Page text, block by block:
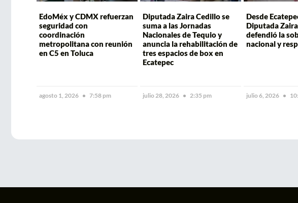
EdoMéx y CDMX refuerzan
seguridad con
coordinación
metropolitana con reunión
en C5 en Toluca
agosto 1, 2026 7:58 pm
Diputada Zaira Cedillo se
suma a las Jornadas
Nacionales de Tequio y
anuncia la rehabilitación de
tres espacios de box en
Ecatepec
julio 28, 2026 2:35 pm
Desde
Diputada
defendió la
nacional y
julio 6, 2026